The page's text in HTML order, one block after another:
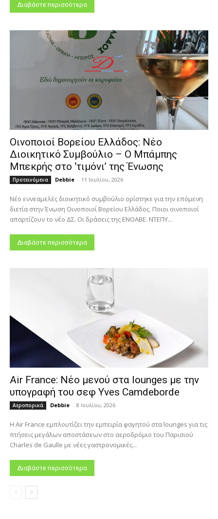
Διαβάστε περισσότερα
Οινοποιοί Βορείου Ελλάδος: Νέο
Διοικητικό Συμβούλιο – Ο Μπάμπης
Μπεκρής στο ‘τιμόνι’ της Ένωσης
Προτεινόμενα Debbie - 11 Ιουλίου, 2026
Νέο εννεαμελές διοικητικό συμβούλιο ορίστηκε για την επόμενη
διετία στην Ένωση Οινοποιοί Βορείου Ελλάδος. Ποιοι οινοποιοί
απαρτίζουν το νέο ΔΣ. Οι δράσεις της ΕΝΟΑΒΕ. ΝΤΕΠΥ...
Διαβάστε περισσότερα
Air France: Νέο μενού στα lounges με την
υπογραφή του σεφ Yves Camdeborde
Αεροπορικά Debbie - 8 Ιουλίου, 2026
Η Air France εμπλουτίζει την εμπειρία φαγητού στα lounges για τις
πτήσεις μεγάλων αποστάσεων στο αεροδρόμιο του Παρισιού
Charles de Gaulle με νέες γαστρονομικές...
Διαβάστε περισσότερα